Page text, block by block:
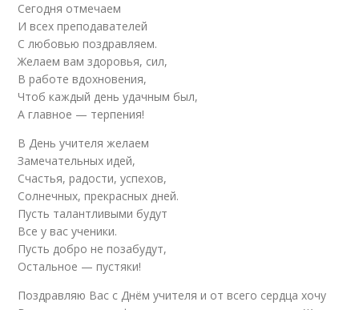
Сегодня отмечаем
И всех преподавателей
С любовью поздравляем.
Желаем вам здоровья, сил,
В работе вдохновения,
Чтоб каждый день удачным был,
А главное — терпения!
В День учителя желаем
Замечательных идей,
Счастья, радости, успехов,
Солнечных, прекрасных дней.
Пусть талантливыми будут
Все у вас ученики.
Пусть добро не позабудут,
Остальное — пустяки!
Поздравляю Вас с Днём учителя и от всего сердца хочу